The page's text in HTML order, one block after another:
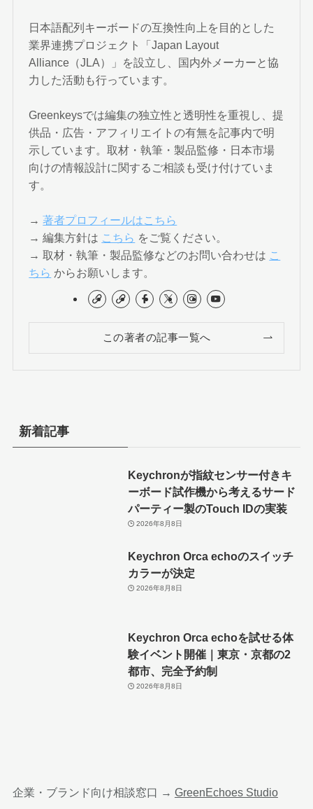
日本語配列キーボードの互換性向上を目的とした
業界連携プロジェクト「Japan Layout
Alliance（JLA）」を設立し、国内外メーカーと協
力した活動も行っています。
Greenkeysでは編集の独立性と透明性を重視し、提
供品・広告・アフィリエイトの有無を記事内で明
示しています。取材・執筆・製品監修・日本市場
向けの情報設計に関するご相談も受け付けていま
す。
→著者プロフィールはこちら
→ 編集方針は こちら をご覧ください。
→ 取材・執筆・製品監修などのお問い合わせは こ
ちら からお願いします。
この著者の記事一覧へ
新着記事
Keychronが指紋センサー付きキ
ーボード試作機から考えるサード
パーティー製のTouch IDの実装
2026年8月8日
Keychron Orca echoのスイッチ
カラーが決定
2026年8月8日
Keychron Orca echoを試せる体
験イベント開催｜東京・京都の2
都市、完全予約制
2026年8月8日
企業・ブランド向け相談窓口 → GreenEchoes Studio